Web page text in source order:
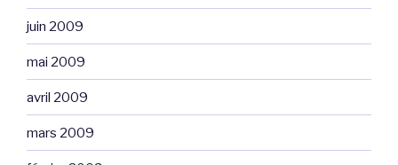
juin 2009
mai 2009
avril 2009
mars 2009